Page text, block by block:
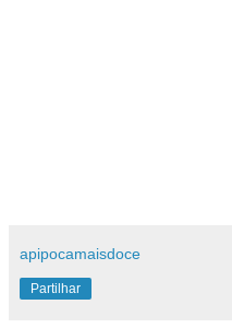
apipocamaisdoce
Partilhar